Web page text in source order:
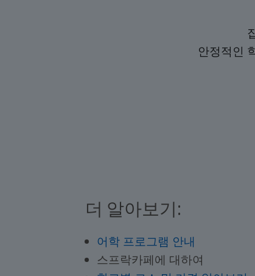
안정적인
더 알아보기:
어학 프로그램 안내
스프락카페에 대하여